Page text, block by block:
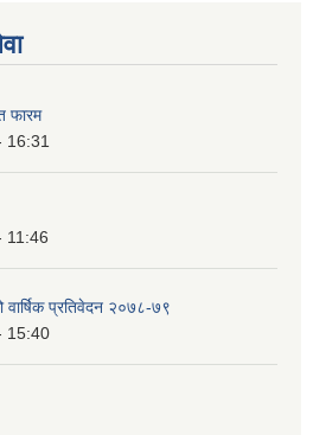
फारम
16:31
11:46
वार्षिक प्रतिवेदन २०७८-७९
15:40